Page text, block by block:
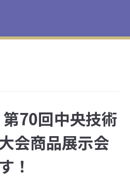
第70回中央技術
会商品展示会
！